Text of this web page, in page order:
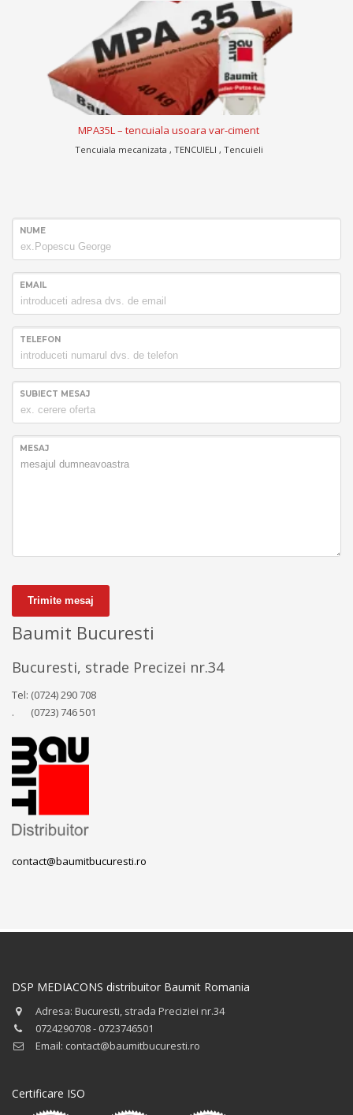
MPA35L – tencuiala usoara var-ciment
Tencuiala mecanizata , TENCUIELI , Tencuieli
NUME
EMAIL
TELEFON
SUBIECT MESAJ
MESAJ
Trimite mesaj
Baumit Bucuresti
Bucuresti, strade Precizei nr.34
Tel: (0724) 290 708
. (0723) 746 501
contact@baumitbucuresti.ro
DSP MEDIACONS distribuitor Baumit Romania
Adresa: Bucuresti, strada Preciziei nr.34
0724290708 - 0723746501
Email: contact@baumitbucuresti.ro
Certificare ISO